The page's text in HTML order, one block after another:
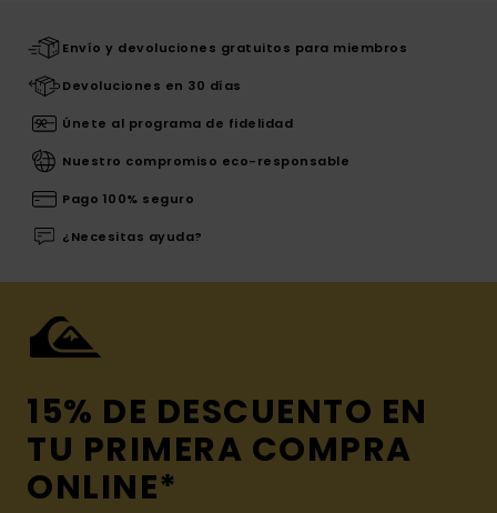
Envío y devoluciones gratuitos para miembros
Devoluciones en 30 días
Únete al programa de fidelidad
Nuestro compromiso eco-responsable
Pago 100% seguro
¿Necesitas ayuda?
15% DE DESCUENTO EN
TU PRIMERA COMPRA
ONLINE*